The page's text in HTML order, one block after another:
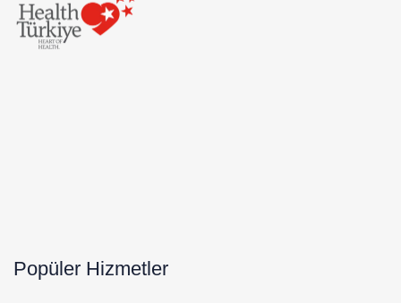
Popüler Hizmetler